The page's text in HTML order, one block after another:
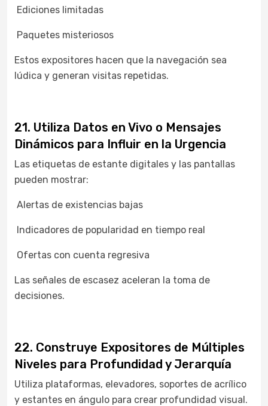
Ediciones limitadas
Paquetes misteriosos
Estos expositores hacen que la navegación sea
lúdica y generan visitas repetidas.
21. Utiliza Datos en Vivo o Mensajes
Dinámicos para Influir en la Urgencia
Las etiquetas de estante digitales y las pantallas
pueden mostrar:
Alertas de existencias bajas
Indicadores de popularidad en tiempo real
Ofertas con cuenta regresiva
Las señales de escasez aceleran la toma de
decisiones.
22. Construye Expositores de Múltiples
Niveles para Profundidad y Jerarquía
Utiliza plataformas, elevadores, soportes de acrílico
y estantes en ángulo para crear profundidad visual.